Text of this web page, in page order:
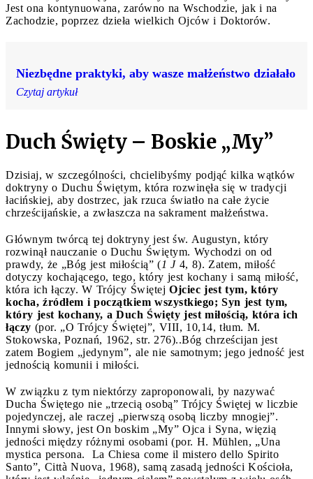
Jest ona kontynuowana, zarówno na Wschodzie, jak i na
Zachodzie, poprzez dzieła wielkich Ojców i Doktorów.
Niezbędne praktyki, aby wasze małżeństwo działało
Czytaj artykuł
Duch Święty – Boskie „My”
Dzisiaj, w szczególności, chcielibyśmy podjąć kilka wątków
doktryny o Duchu Świętym, która rozwinęła się w tradycji
łacińskiej, aby dostrzec, jak rzuca światło na całe życie
chrześcijańskie, a zwłaszcza na sakrament małżeństwa.
Głównym twórcą tej doktryny jest św. Augustyn, który
rozwinął nauczanie o Duchu Świętym. Wychodzi on od
prawdy, że „Bóg jest miłością” (1 J4, 8). Zatem, miłość
dotyczy kochającego, tego, który jest kochany i samą miłość,
która ich łączy. W Trójcy Świętej Ojciec jest tym, który
kocha, źródłem i początkiem wszystkiego; Syn jest tym,
który jest kochany, a Duch Święty jest miłością, która ich
łączy (por. „O Trójcy Świętej”, VIII, 10,14, tłum. M.
Stokowska, Poznań, 1962, str. 276)..Bóg chrześcijan jest
zatem Bogiem „jedynym”, ale nie samotnym; jego jedność jest
jednością komunii i miłości.
W związku z tym niektórzy zaproponowali, by nazywać
Ducha Świętego nie „trzecią osobą” Trójcy Świętej w liczbie
pojedynczej, ale raczej „pierwszą osobą liczby mnogiej”.
Innymi słowy, jest On boskim „My” Ojca i Syna, więzią
jedności między różnymi osobami (por. H. Mühlen, „Una
mystica persona. La Chiesa come il mistero dello Spirito
Santo”, Città Nuova, 1968), samą zasadą jedności Kościoła,